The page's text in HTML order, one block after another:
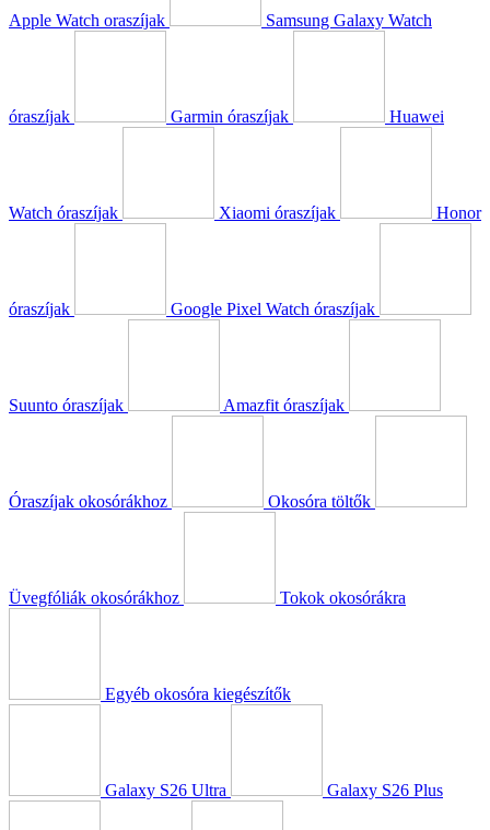
Apple Watch oraszíjak Samsung Galaxy Watch
óraszíjak Garmin óraszíjak Huawei
Watch óraszíjak Xiaomi óraszíjak Honor
óraszíjak Google Pixel Watch óraszíjak
Suunto óraszíjak Amazfit óraszíjak
Óraszíjak okosórákhoz Okosóra töltők
Üvegfóliák okosórákhoz Tokok okosórákra
Egyéb okosóra kiegészítők
Galaxy S26 Ultra Galaxy S26 Plus